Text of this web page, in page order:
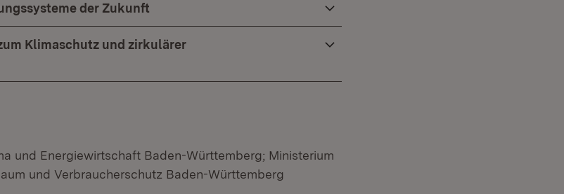
der Zukunft
Klimaschutz und zirkulärer
und Energiewirtschaft Baden-Württemberg; Ministerium
und Verbraucherschutz Baden-Württemberg